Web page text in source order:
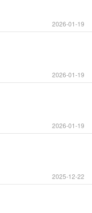
2026-01-19
2026-01-19
2026-01-19
2025-12-22